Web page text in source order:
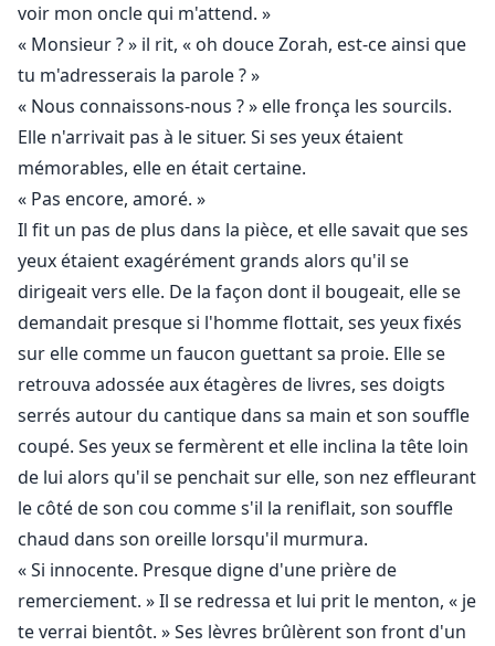
voir mon oncle qui m'attend. »
« Monsieur ? » il rit, « oh douce Zorah, est-ce ainsi que
tu m'adresserais la parole ? »
« Nous connaissons-nous ? » elle fronça les sourcils.
Elle n'arrivait pas à le situer. Si ses yeux étaient
mémorables, elle en était certaine.
« Pas encore, amoré. »
Il fit un pas de plus dans la pièce, et elle savait que ses
yeux étaient exagérément grands alors qu'il se
dirigeait vers elle. De la façon dont il bougeait, elle se
demandait presque si l'homme flottait, ses yeux fixés
sur elle comme un faucon guettant sa proie. Elle se
retrouva adossée aux étagères de livres, ses doigts
serrés autour du cantique dans sa main et son souffle
coupé. Ses yeux se fermèrent et elle inclina la tête loin
de lui alors qu'il se penchait sur elle, son nez effleurant
le côté de son cou comme s'il la reniflait, son souffle
chaud dans son oreille lorsqu'il murmura.
« Si innocente. Presque digne d'une prière de
remerciement. » Il se redressa et lui prit le menton, « je
te verrai bientôt. » Ses lèvres brûlèrent son front d'un